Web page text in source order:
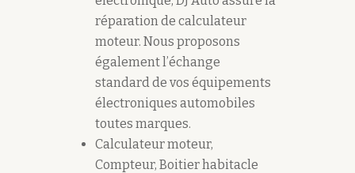
réparation de calculateur
moteur. Nous proposons
également l’échange
standard de vos équipements
électroniques automobiles
toutes marques.
Calculateur moteur,
Compteur, Boitier habitacle